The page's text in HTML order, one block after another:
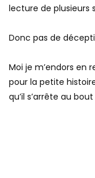
lecture de plusieurs
Donc pas de
Moi je m’endors en
pour la petite
qu’il s’arrête au